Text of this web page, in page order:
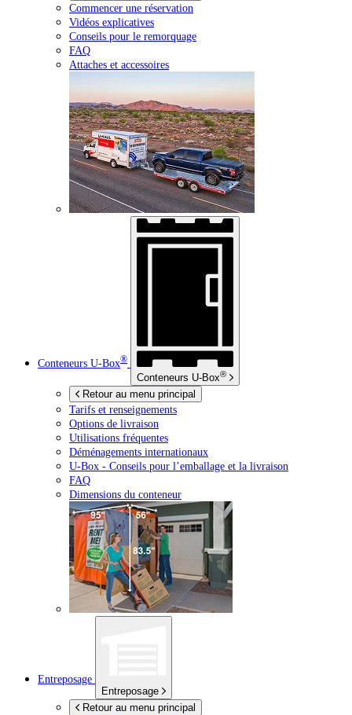
Commencer une réservation
Vidéos explicatives
Conseils pour le remorquage
FAQ
Attaches et accessoires
Conteneurs U-Box®
Conteneurs U-Box®
Retour au menu principal
Tarifs et renseignements
Options de livraison
Utilisations fréquentes
Déménagements internationaux
U-Box - Conseils pour l’emballage et la livraison
FAQ
Dimensions du conteneur
Entreposage
Entreposage
Retour au menu principal